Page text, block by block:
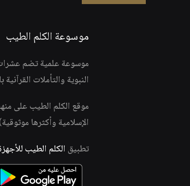
موسوعة الكلم الطيب
موسوعة علمية تضم عشرات
النبوية والتأملات
موقع الكلم الطيب على
الإسلامية وأكثرها
تطبيقالكلم الطيب